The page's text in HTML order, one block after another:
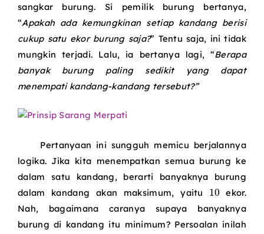
sangkar burung. Si pemilik burung bertanya,
“Apakah ada kemungkinan setiap kandang berisi
cukup satu ekor burung saja?” Tentu saja, ini tidak
mungkin terjadi. Lalu, ia bertanya lagi, “Berapa
banyak burung paling sedikit yang dapat
menempati kandang-kandang tersebut?”
Pertanyaan ini sungguh memicu berjalannya
logika. Jika kita menempatkan semua burung ke
dalam satu kandang, berarti banyaknya burung
dalam kandang akan maksimum, yaitu
10
ekor.
Nah, bagaimana caranya supaya banyaknya
burung di kandang itu minimum? Persoalan inilah